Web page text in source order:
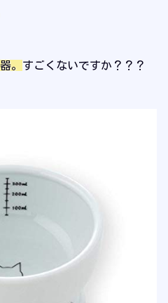
。 すごくないですか？？？